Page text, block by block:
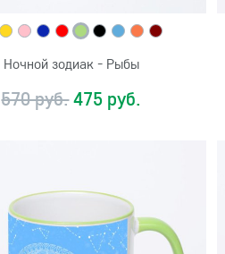
Ночной зодиак - Рыбы
570 руб.475 руб.